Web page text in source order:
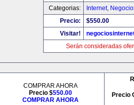
Categorias:
Internet,
Precio:
$550.00
Visitar!
Serán consideradas
COMPRAR AHORA
Precio $550.00
COMPRAR AHORA
Precio